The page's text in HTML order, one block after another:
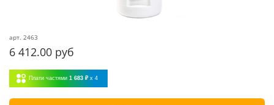
арт. 2463
6 412.00 руб
Плати частями 1 683 ₽ x 4